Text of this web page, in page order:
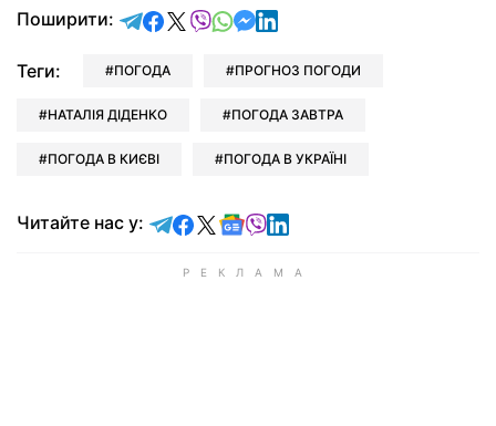
Поширити: відправити у Telegram
поділитись у Facebook
поділитись у X
відправити у Viber
відправити у Whatsapp
відправити у Messenger
відправити у LinkedIn
Теги: ПОГОДА ПРОГНОЗ ПОГОДИ
НАТАЛІЯ ДІДЕНКО ПОГОДА ЗАВТРА
ПОГОДА В КИЄВІ ПОГОДА В УКРАЇНІ
Читайте нас у: Читайте у Telegram
Читайте у Facebook
Читайте у X
Читайте у Google news
Читайте у Viber
Читайте у LinkedIn